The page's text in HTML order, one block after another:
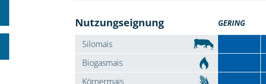
Nutzungseignung GERING
Silomais
Biogasmais
Körnermais